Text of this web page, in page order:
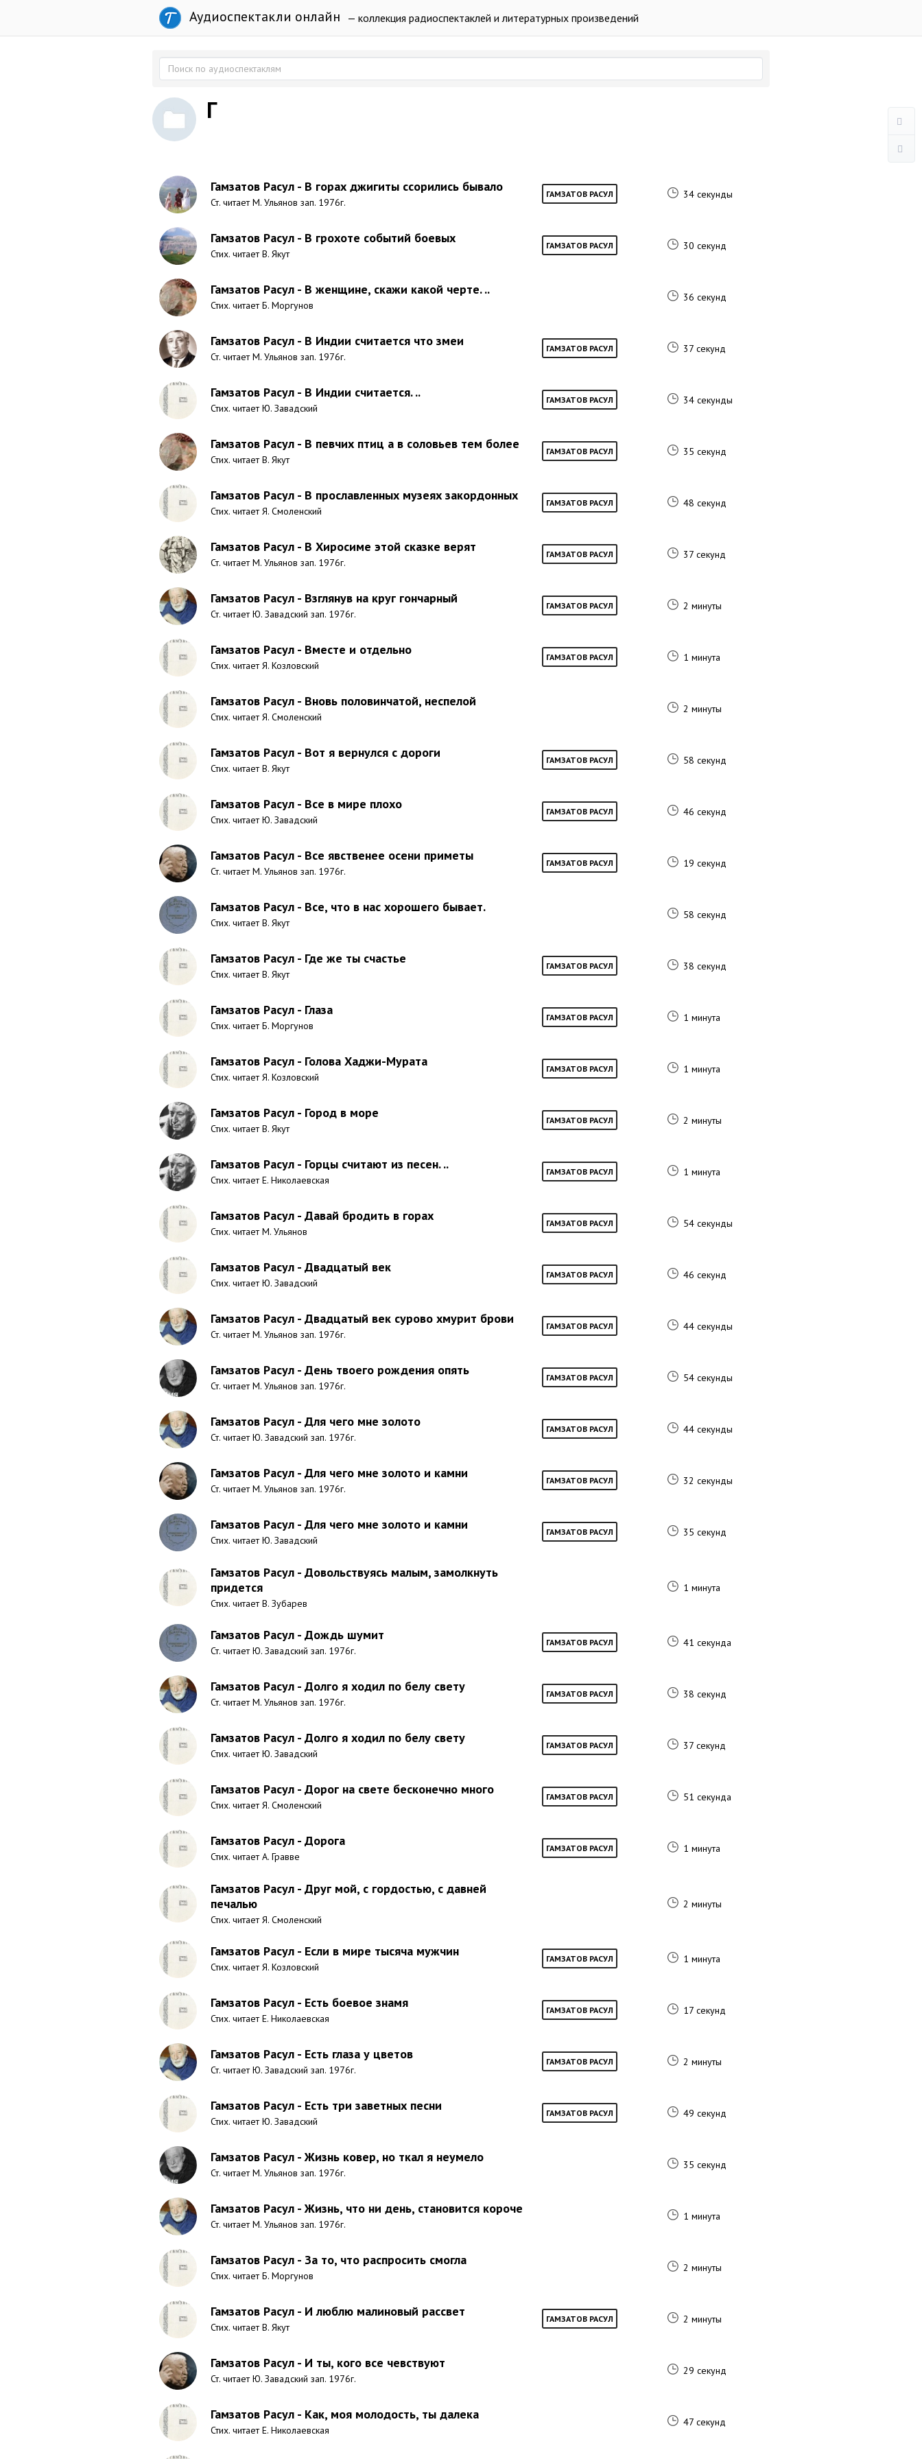
Аудиоспектакли онлайн — коллекция радиоспектаклей и литературных произведений
Г
Гамзатов Расул - В горах джигиты ссорились бывало
Ст. читает М. Ульянов зап. 1976г.
ГАМЗАТОВ РАСУЛ 34 секунды
Гамзатов Расул - В грохоте событий боевых
Стих. читает В. Якут
ГАМЗАТОВ РАСУЛ 30 секунд
Гамзатов Расул - В женщине, скажи какой черте. ..
Стих. читает Б. Моргунов
36 секунд
Гамзатов Расул - В Индии считается что змеи
Ст. читает М. Ульянов зап. 1976г.
ГАМЗАТОВ РАСУЛ 37 секунд
Гамзатов Расул - В Индии считается. ..
Стих. читает Ю. Завадский
ГАМЗАТОВ РАСУЛ 34 секунды
Гамзатов Расул - В певчих птиц а в соловьев тем более
Стих. читает В. Якут
ГАМЗАТОВ РАСУЛ 35 секунд
Гамзатов Расул - В прославленных музеях закордонных
Стих. читает Я. Смоленский
ГАМЗАТОВ РАСУЛ 48 секунд
Гамзатов Расул - В Хиросиме этой сказке верят
Ст. читает М. Ульянов зап. 1976г.
ГАМЗАТОВ РАСУЛ 37 секунд
Гамзатов Расул - Взглянув на круг гончарный
Ст. читает Ю. Завадский зап. 1976г.
ГАМЗАТОВ РАСУЛ 2 минуты
Гамзатов Расул - Вместе и отдельно
Стих. читает Я. Козловский
ГАМЗАТОВ РАСУЛ 1 минута
Гамзатов Расул - Вновь половинчатой, неспелой
Стих. читает Я. Смоленский
2 минуты
Гамзатов Расул - Вот я вернулся с дороги
Стих. читает В. Якут
ГАМЗАТОВ РАСУЛ 58 секунд
Гамзатов Расул - Все в мире плохо
Стих. читает Ю. Завадский
ГАМЗАТОВ РАСУЛ 46 секунд
Гамзатов Расул - Все явственее осени приметы
Ст. читает М. Ульянов зап. 1976г.
ГАМЗАТОВ РАСУЛ 19 секунд
Гамзатов Расул - Все, что в нас хорошего бывает.
Стих. читает В. Якут
58 секунд
Гамзатов Расул - Где же ты счастье
Стих. читает В. Якут
ГАМЗАТОВ РАСУЛ 38 секунд
Гамзатов Расул - Глаза
Стих. читает Б. Моргунов
ГАМЗАТОВ РАСУЛ 1 минута
Гамзатов Расул - Голова Хаджи-Мурата
Стих. читает Я. Козловский
ГАМЗАТОВ РАСУЛ 1 минута
Гамзатов Расул - Город в море
Стих. читает В. Якут
ГАМЗАТОВ РАСУЛ 2 минуты
Гамзатов Расул - Горцы считают из песен. ..
Стих. читает Е. Николаевская
ГАМЗАТОВ РАСУЛ 1 минута
Гамзатов Расул - Давай бродить в горах
Стих. читает М. Ульянов
ГАМЗАТОВ РАСУЛ 54 секунды
Гамзатов Расул - Двадцатый век
Стих. читает Ю. Завадский
ГАМЗАТОВ РАСУЛ 46 секунд
Гамзатов Расул - Двадцатый век сурово хмурит брови
Ст. читает М. Ульянов зап. 1976г.
ГАМЗАТОВ РАСУЛ 44 секунды
Гамзатов Расул - День твоего рождения опять
Ст. читает М. Ульянов зап. 1976г.
ГАМЗАТОВ РАСУЛ 54 секунды
Гамзатов Расул - Для чего мне золото
Ст. читает Ю. Завадский зап. 1976г.
ГАМЗАТОВ РАСУЛ 44 секунды
Гамзатов Расул - Для чего мне золото и камни
Ст. читает М. Ульянов зап. 1976г.
ГАМЗАТОВ РАСУЛ 32 секунды
Гамзатов Расул - Для чего мне золото и камни
Стих. читает Ю. Завадский
ГАМЗАТОВ РАСУЛ 35 секунд
Гамзатов Расул - Довольствуясь малым, замолкнуть
придется
Стих. читает В. Зубарев
1 минута
Гамзатов Расул - Дождь шумит
Ст. читает Ю. Завадский зап. 1976г.
ГАМЗАТОВ РАСУЛ 41 секунда
Гамзатов Расул - Долго я ходил по белу свету
Ст. читает М. Ульянов зап. 1976г.
ГАМЗАТОВ РАСУЛ 38 секунд
Гамзатов Расул - Долго я ходил по белу свету
Стих. читает Ю. Завадский
ГАМЗАТОВ РАСУЛ 37 секунд
Гамзатов Расул - Дорог на свете бесконечно много
Стих. читает Я. Смоленский
ГАМЗАТОВ РАСУЛ 51 секунда
Гамзатов Расул - Дорога
Стих. читает А. Гравве
ГАМЗАТОВ РАСУЛ 1 минута
Гамзатов Расул - Друг мой, с гордостью, с давней
печалью
Стих. читает Я. Смоленский
2 минуты
Гамзатов Расул - Если в мире тысяча мужчин
Стих. читает Я. Козловский
ГАМЗАТОВ РАСУЛ 1 минута
Гамзатов Расул - Есть боевое знамя
Стих. читает Е. Николаевская
ГАМЗАТОВ РАСУЛ 17 секунд
Гамзатов Расул - Есть глаза у цветов
Ст. читает Ю. Завадский зап. 1976г.
ГАМЗАТОВ РАСУЛ 2 минуты
Гамзатов Расул - Есть три заветных песни
Стих. читает Ю. Завадский
ГАМЗАТОВ РАСУЛ 49 секунд
Гамзатов Расул - Жизнь ковер, но ткал я неумело
Ст. читает М. Ульянов зап. 1976г.
35 секунд
Гамзатов Расул - Жизнь, что ни день, становится короче
Ст. читает М. Ульянов зап. 1976г.
1 минута
Гамзатов Расул - За то, что распросить смогла
Стих. читает Б. Моргунов
2 минуты
Гамзатов Расул - И люблю малиновый рассвет
Стих. читает В. Якут
ГАМЗАТОВ РАСУЛ 2 минуты
Гамзатов Расул - И ты, кого все чевствуют
Ст. читает Ю. Завадский зап. 1976г.
29 секунд
Гамзатов Расул - Как, моя молодость, ты далека
Стих. читает Е. Николаевская
47 секунд